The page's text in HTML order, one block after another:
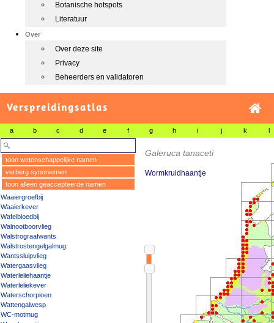
Botanische hotspots
Literatuur
Over
Over deze site
Privacy
Beheerders en validatoren
Verspreidingsatlas
a b c d e f g h i j k l
toon wetenschappelijke namen
verberg synoniemen
toon alleen geaccepteerde namen
Waaiergroefbij
Waaierkever
Wafelbloedbij
Walnootboorvlieg
Walstrograafwants
Walstrostengelgalmug
Wantssluipvlieg
Watergaasvlieg
Waterleliehaantje
Waterleliekever
Waterschorpioen
Wattengalwesp
WC-motmug
Galeruca tanaceti
Wormkruidhaantje